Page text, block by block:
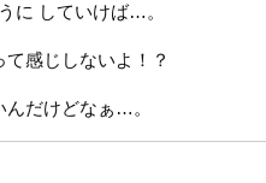
に していけば…。
感じしないよ！？
んだけどなぁ…。